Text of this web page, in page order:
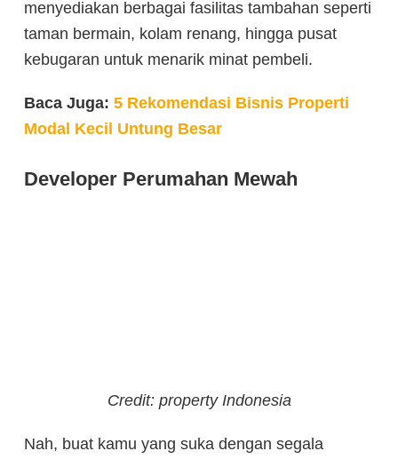
menyediakan berbagai fasilitas tambahan seperti
taman bermain, kolam renang, hingga pusat
kebugaran untuk menarik minat pembeli.
Baca Juga: 5 Rekomendasi Bisnis Properti
Modal Kecil Untung Besar
Developer Perumahan Mewah
Credit: property Indonesia
Nah, buat kamu yang suka dengan segala